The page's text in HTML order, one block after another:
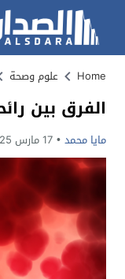
Home علوم وصحة
الفرق بين
مايا محمد 17 مارس 2025